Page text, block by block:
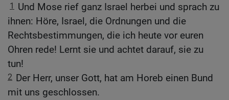
1
Und Mose rief ganz Israel herbei und sprach zu
ihnen: Höre, Israel, die Ordnungen und die
Rechtsbestimmungen, die ich heute vor euren
Ohren rede! Lernt sie und achtet darauf, sie zu
tun!
2 Der Herr, unser Gott, hat am Horeb einen Bund
mit uns geschlossen.